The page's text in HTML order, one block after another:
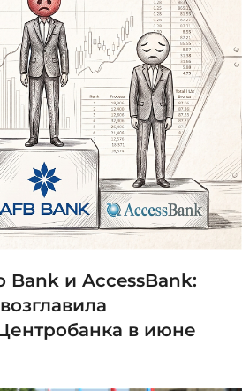
Bank и AccessBank:
в июне